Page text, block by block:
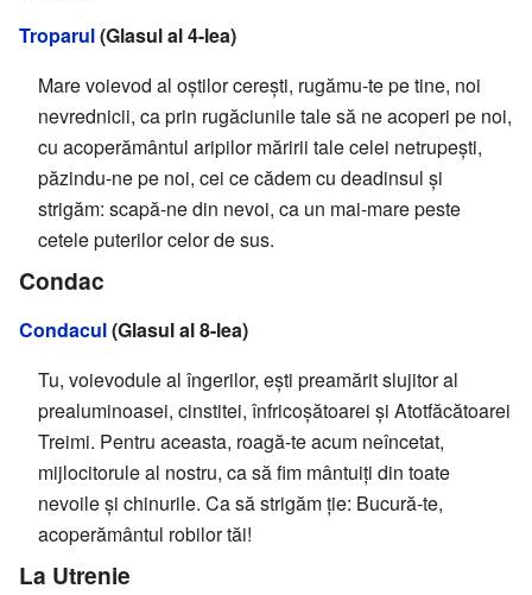
Troparul(Glasul al 4-lea)
Mare voievod al oştilor cereşti, rugămu-te pe tine, noi
nevrednicii, ca prin rugăciunile tale să ne acoperi pe noi,
cu acoperământul aripilor măririi tale celei netrupeşti,
păzindu-ne pe noi, cei ce cădem cu deadinsul şi
strigăm: scapă-ne din nevoi, ca un mai-mare peste
cetele puterilor celor de sus.
Condac
Condacul(Glasul al 8-lea)
Tu, voievodule al îngerilor, eşti preamărit slujitor al
prealuminoasei, cinstitei, înfricoşătoarei şi Atotfăcătoarei
Treimi. Pentru aceasta, roagă-te acum neîncetat,
mijlocitorule al nostru, ca să fim mântuiţi din toate
nevoile şi chinurile. Ca să strigăm ţie: Bucură-te,
acoperământul robilor tăi!
La Utrenie